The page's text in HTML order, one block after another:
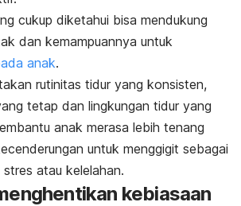
cukup diketahui bisa mendukung
dan kemampuannya untuk
anak.
rutinitas tidur yang konsisten,
tetap dan lingkungan tidur yang
anak merasa lebih tenang
untuk menggigit sebagai
atau kelelahan.
kebiasaan